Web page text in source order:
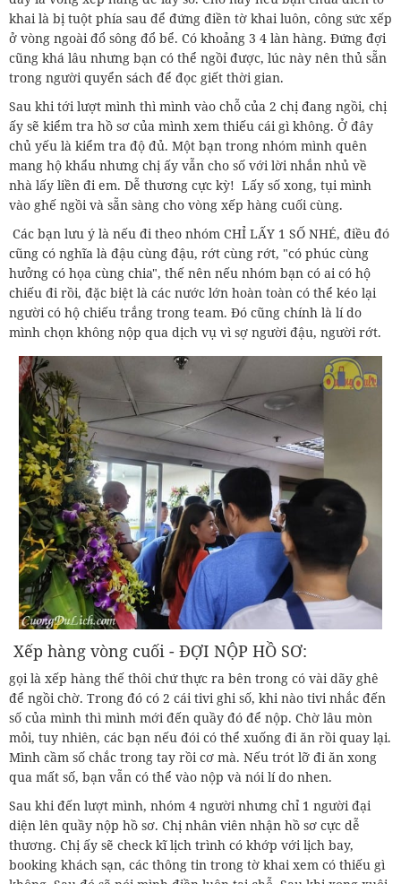
khai là bị tuột phía sau để đứng điền tờ khai luôn, công sức xếp
ở vòng ngoài đổ sông đổ bể. Có khoảng 3 4 làn hàng. Đứng đợi
cũng khá lâu nhưng bạn có thể ngồi được, lúc này nên thủ sẵn
trong người quyển sách để đọc giết thời gian.
Sau khi tới lượt mình thì mình vào chỗ của 2 chị đang ngồi, chị
ấy sẽ kiểm tra hồ sơ của mình xem thiếu cái gì không. Ở đây
chủ yếu là kiểm tra độ đủ. Một bạn trong nhóm mình quên
mang hộ khẩu nhưng chị ấy vẫn cho số với lời nhắn nhủ về
nhà lấy liền đi em. Dễ thương cực kỳ! Lấy số xong, tụi mình
vào ghế ngồi và sẵn sàng cho vòng xếp hàng cuối cùng.
Các bạn lưu ý là nếu đi theo nhóm CHỈ LẤY 1 SỐ NHÉ, điều đó
cũng có nghĩa là đậu cùng đậu, rớt cùng rớt, "có phúc cùng
hưởng có họa cùng chia", thế nên nếu nhóm bạn có ai có hộ
chiếu đi rồi, đặc biệt là các nước lớn hoàn toàn có thể kéo lại
người có hộ chiếu trắng trong team. Đó cũng chính là lí do
mình chọn không nộp qua dịch vụ vì sợ người đậu, người rớt.
Xếp hàng vòng cuối - ĐỢI NỘP HỒ SƠ:
gọi là xếp hàng thế thôi chứ thực ra bên trong có vài dãy ghê
để ngồi chờ. Trong đó có 2 cái tivi ghi số, khi nào tivi nhắc đến
số của mình thì mình mới đến quầy đó để nộp. Chờ lâu mòn
mỏi, tuy nhiên, các bạn nếu đói có thể xuống đi ăn rồi quay lại.
Mình cầm số chắc trong tay rồi cơ mà. Nếu trót lỡ đi ăn xong
qua mất số, bạn vẫn có thể vào nộp và nói lí do nhen.
Sau khi đến lượt mình, nhóm 4 người nhưng chỉ 1 người đại
diện lên quầy nộp hồ sơ. Chị nhân viên nhận hồ sơ cực dễ
thương. Chị ấy sẽ check kĩ lịch trình có khớp với lịch bay,
booking khách sạn, các thông tin trong tờ khai xem có thiếu gì